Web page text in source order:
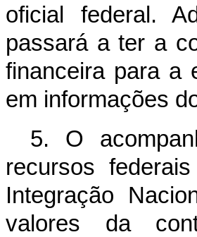
oficial federal.
passará a ter a
financeira para a
em informações
5. O
recursos
Integração
valores da